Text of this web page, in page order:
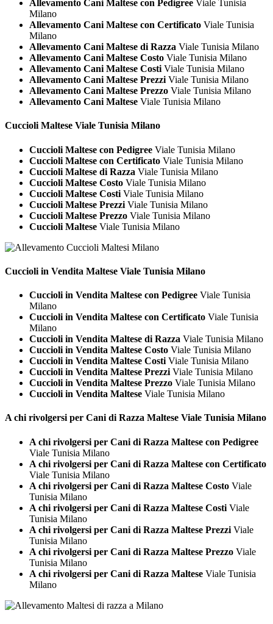
Allevamento Cani Maltese con Pedigree Viale Tunisia
Milano
Allevamento Cani Maltese con Certificato Viale Tunisia
Milano
Allevamento Cani Maltese di Razza Viale Tunisia Milano
Allevamento Cani Maltese Costo Viale Tunisia Milano
Allevamento Cani Maltese Costi Viale Tunisia Milano
Allevamento Cani Maltese Prezzi Viale Tunisia Milano
Allevamento Cani Maltese Prezzo Viale Tunisia Milano
Allevamento Cani Maltese Viale Tunisia Milano
Cuccioli Maltese Viale Tunisia Milano
Cuccioli Maltese con Pedigree Viale Tunisia Milano
Cuccioli Maltese con Certificato Viale Tunisia Milano
Cuccioli Maltese di Razza Viale Tunisia Milano
Cuccioli Maltese Costo Viale Tunisia Milano
Cuccioli Maltese Costi Viale Tunisia Milano
Cuccioli Maltese Prezzi Viale Tunisia Milano
Cuccioli Maltese Prezzo Viale Tunisia Milano
Cuccioli Maltese Viale Tunisia Milano
Cuccioli in Vendita Maltese Viale Tunisia Milano
Cuccioli in Vendita Maltese con Pedigree Viale Tunisia
Milano
Cuccioli in Vendita Maltese con Certificato Viale Tunisia
Milano
Cuccioli in Vendita Maltese di Razza Viale Tunisia Milano
Cuccioli in Vendita Maltese Costo Viale Tunisia Milano
Cuccioli in Vendita Maltese Costi Viale Tunisia Milano
Cuccioli in Vendita Maltese Prezzi Viale Tunisia Milano
Cuccioli in Vendita Maltese Prezzo Viale Tunisia Milano
Cuccioli in Vendita Maltese Viale Tunisia Milano
A chi rivolgersi per Cani di Razza Maltese Viale Tunisia Milano
A chi rivolgersi per Cani di Razza Maltese con Pedigree
Viale Tunisia Milano
A chi rivolgersi per Cani di Razza Maltese con Certificato
Viale Tunisia Milano
A chi rivolgersi per Cani di Razza Maltese Costo Viale
Tunisia Milano
A chi rivolgersi per Cani di Razza Maltese Costi Viale
Tunisia Milano
A chi rivolgersi per Cani di Razza Maltese Prezzi Viale
Tunisia Milano
A chi rivolgersi per Cani di Razza Maltese Prezzo Viale
Tunisia Milano
A chi rivolgersi per Cani di Razza Maltese Viale Tunisia
Milano